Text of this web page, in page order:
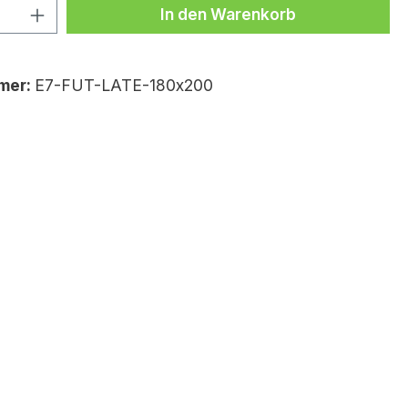
Gib den gewünschten
In den Warenkorb
E7-FUT-LATE-180x200